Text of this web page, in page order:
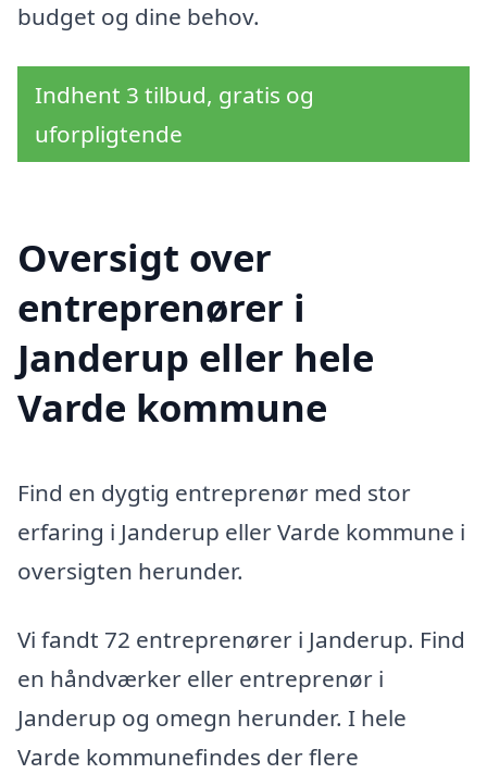
budget og dine behov.
Indhent 3 tilbud, gratis og
uforpligtende
Oversigt over
entreprenører i
Janderup eller hele
Varde kommune
Find en dygtig entreprenør med stor
erfaring i Janderup eller Varde kommune i
oversigten herunder.
Vi fandt 72 entreprenører i Janderup. Find
en håndværker eller entreprenør i
Janderup og omegn herunder. I hele
Varde kommunefindes der flere